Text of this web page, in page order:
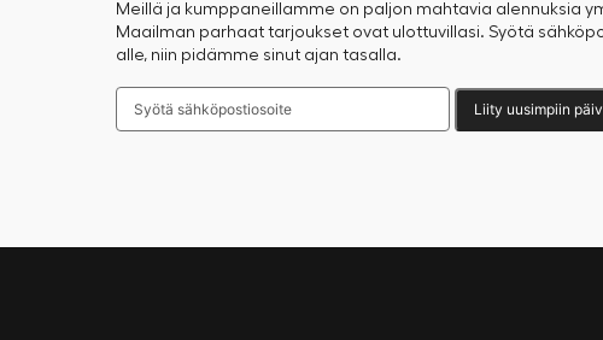
Meillä ja kumppaneillamme on paljon mahtavia alennuksia
Maailman parhaat tarjoukset ovat ulottuvillasi. Syötä
alle, niin pidämme sinut ajan tasalla.
Liity uusimpiin